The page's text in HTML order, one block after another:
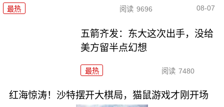
最热 阅读 9696 08-07
五箭齐发：东大这次出手，没给
美方留半点幻想
最热 阅读 7480
红海惊涛！沙特摆开大棋局，猫鼠游戏才刚开场